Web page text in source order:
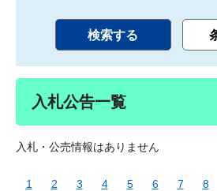
入札公告一覧
入札・公売情報はありません
1 2 3 4 5 6 7 8